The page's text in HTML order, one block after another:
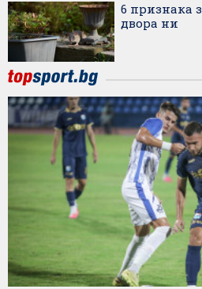
6 признака
двора ни